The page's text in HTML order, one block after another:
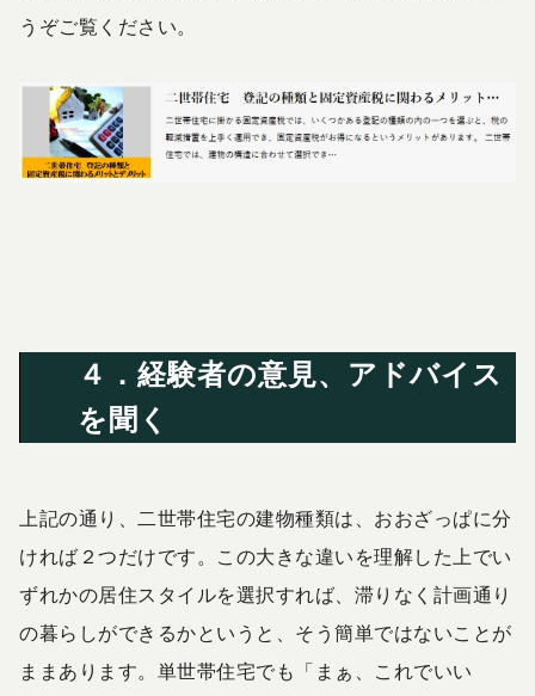
うぞご覧ください。
４．経験者の意見、アドバイス
を聞く
上記の通り、二世帯住宅の建物種類は、おおざっぱに分
ければ２つだけです。この大きな違いを理解した上でい
ずれかの居住スタイルを選択すれば、滞りなく計画通り
の暮らしができるかというと、そう簡単ではないことが
ままあります。単世帯住宅でも「まぁ、これでいい